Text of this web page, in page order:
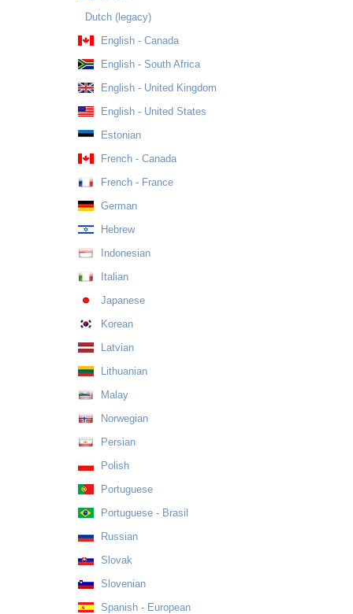
Dutch (legacy)
English - Canada
English - South Africa
English - United Kingdom
English - United States
Estonian
French - Canada
French - France
German
Hebrew
Indonesian
Italian
Japanese
Korean
Latvian
Lithuanian
Malay
Norwegian
Persian
Polish
Portuguese
Portuguese - Brasil
Russian
Slovak
Slovenian
Spanish - European